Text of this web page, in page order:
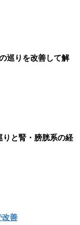
巡りを改善して解
と腎・膀胱系の経
善